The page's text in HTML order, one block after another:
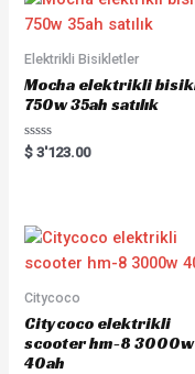
Elektrikli Bisikletler
Mocha elektrikli
750w 35ah satılık
Rated
0
$ 3'123.00
Citycoco
Citycoco elektrikli
scooter hm-8 3000w
40ah